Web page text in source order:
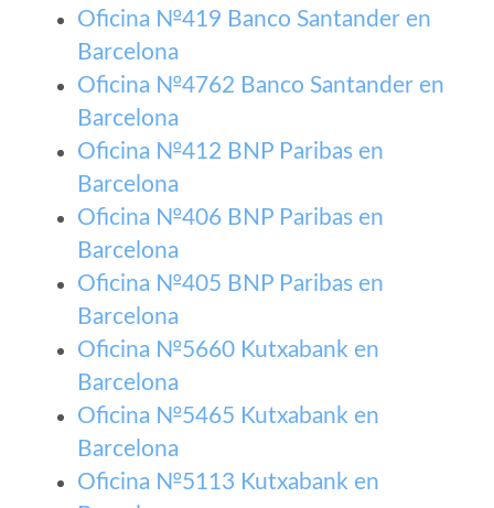
Oficina №419 Banco Santander en
Barcelona
Oficina №4762 Banco Santander en
Barcelona
Oficina №412 BNP Paribas en
Barcelona
Oficina №406 BNP Paribas en
Barcelona
Oficina №405 BNP Paribas en
Barcelona
Oficina №5660 Kutxabank en
Barcelona
Oficina №5465 Kutxabank en
Barcelona
Oficina №5113 Kutxabank en